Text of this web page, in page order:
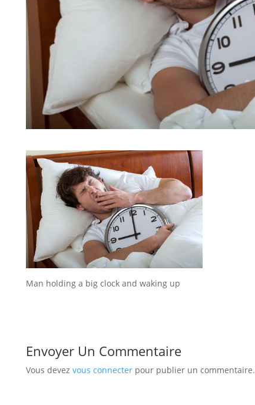
Man holding a big clock and waking up
Envoyer Un Commentaire
Vous devez vous connecterpour publier un commentaire.